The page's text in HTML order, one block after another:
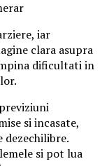
iar
clara asupra
dificultati in
si incasate,
dezechilibre.
si pot lua